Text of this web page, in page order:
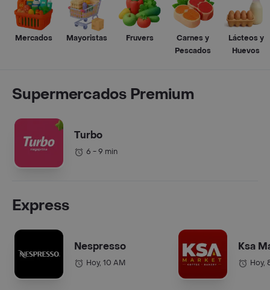
Mercados Mayoristas Fruvers
Carnes y
Pescados
Lácteos y
Huevos
Supermercados Premium
Turbo
6 - 9 min
Express
Nespresso
Hoy, 10 AM
Ksa
Hoy,